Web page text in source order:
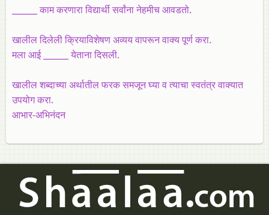
______ काम करणारा विद्यार्थी सर्वांना नेहमीच आवडतो.
खालील दिलेली क्रियाविशेषण अव्यय वापरून वाक्य पूर्ण करा.
मला आई ______ येताना दिसली.
खालील शब्दाच्या अर्थातील फरक समजून घ्या व त्याचा स्वतंत्र वाक्यात
उपयोग करा.
आभार-अभिनंदन